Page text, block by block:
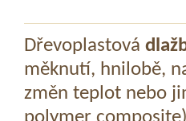
Dřevoplastová
měknutí, hnilobě,
změn teplot nebo